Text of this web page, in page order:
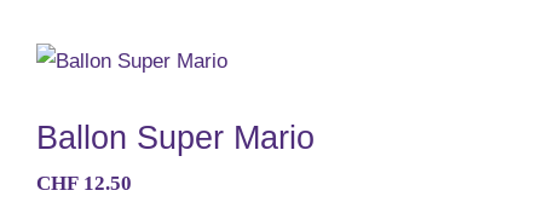
Ballon Super Mario
CHF12.50